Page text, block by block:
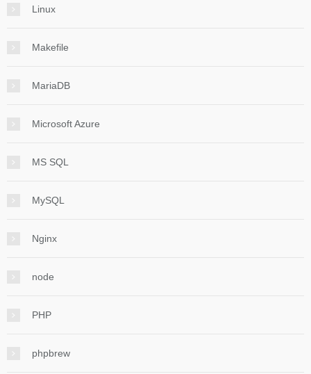
Linux
Makefile
MariaDB
Microsoft Azure
MS SQL
MySQL
Nginx
node
PHP
phpbrew